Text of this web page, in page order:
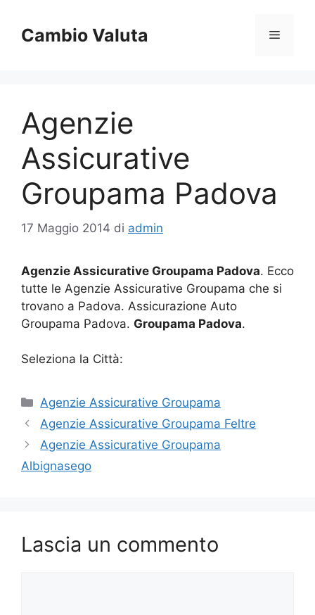
contenuto
Cambio Valuta Menu
Agenzie
Assicurative
Groupama Padova
17 Maggio 2014 di admin
Agenzie Assicurative Groupama Padova. Ecco
tutte le Agenzie Assicurative Groupama che si
trovano a Padova. Assicurazione Auto
Groupama Padova. Groupama Padova.
Seleziona la Città:
Categorie
Agenzie Assicurative Groupama
Agenzie Assicurative Groupama Feltre
Agenzie Assicurative Groupama
Albignasego
Lascia un commento